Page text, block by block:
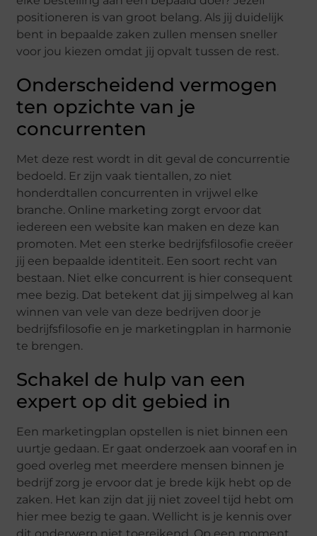
positioneren is van groot belang. Als jij duidelijk
bent in bepaalde zaken zullen mensen sneller
voor jou kiezen omdat jij opvalt tussen de rest.
Onderscheidend vermogen
ten opzichte van je
concurrenten
Met deze rest wordt in dit geval de concurrentie
bedoeld. Er zijn vaak tientallen, zo niet
honderdtallen concurrenten in vrijwel elke
branche. Online marketing zorgt ervoor dat
iedereen een website kan maken en deze kan
promoten. Met een sterke bedrijfsfilosofie creëer
jij een bepaalde identiteit. Een soort recht van
bestaan. Niet elke concurrent is hier consequent
mee bezig. Dat betekent dat jij simpelweg al kan
winnen van vele van deze bedrijven door je
bedrijfsfilosofie en je marketingplan in harmonie
te brengen.
Schakel de hulp van een
expert op dit gebied in
Een marketingplan opstellen is niet binnen een
uurtje gedaan. Er gaat onderzoek aan vooraf en in
goed overleg met meerdere mensen binnen je
bedrijf zorg je ervoor dat je brede kijk hebt op de
zaken. Het kan zijn dat jij niet zoveel tijd hebt om
hier mee bezig te gaan. Wellicht is je kennis over